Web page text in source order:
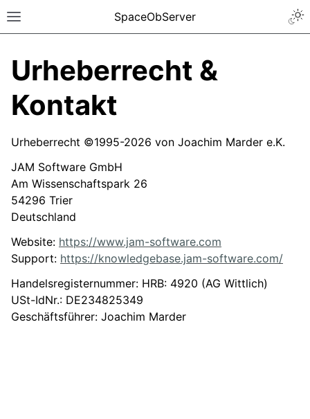
SpaceObServer
Urheberrecht &
Kontakt
Urheberrecht ©1995-2026 von Joachim Marder e.K.
JAM Software GmbH
Am Wissenschaftspark 26
54296 Trier
Deutschland
Website: https://www.jam-software.com
Support: https://knowledgebase.jam-software.com/
Handelsregisternummer: HRB: 4920 (AG Wittlich)
USt-IdNr.: DE234825349
Geschäftsführer: Joachim Marder